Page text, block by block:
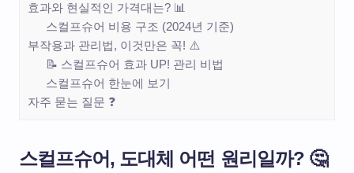
효과와 현실적인 가격대는? 📊
스컬프슈어 비용 구조 (2024년 기준)
부작용과 관리법, 이것만은 꼭! ⚠️
📝 스컬프슈어 효과 UP! 관리 비법
스컬프슈어 한눈에 보기
자주 묻는 질문 ❓
스컬프슈어, 도대체 어떤 원리일까? 🤔